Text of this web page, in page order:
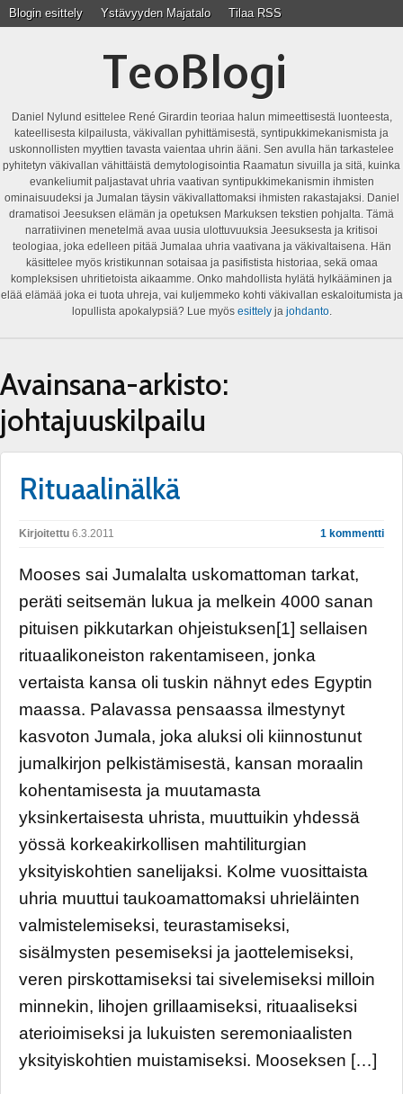
Blogin esittely Ystävyyden Majatalo Tilaa RSS
TeoBlogi
Daniel Nylund esittelee René Girardin teoriaa halun mimeettisestä luonteesta,
kateellisesta kilpailusta, väkivallan pyhittämisestä, syntipukkimekanismista ja
uskonnollisten myyttien tavasta vaientaa uhrin ääni. Sen avulla hän tarkastelee
pyhitetyn väkivallan vähittäistä demytologisointia Raamatun sivuilla ja sitä, kuinka
evankeliumit paljastavat uhria vaativan syntipukkimekanismin ihmisten
ominaisuudeksi ja Jumalan täysin väkivallattomaksi ihmisten rakastajaksi. Daniel
dramatisoi Jeesuksen elämän ja opetuksen Markuksen tekstien pohjalta. Tämä
narratiivinen menetelmä avaa uusia ulottuvuuksia Jeesuksesta ja kritisoi
teologiaa, joka edelleen pitää Jumalaa uhria vaativana ja väkivaltaisena. Hän
käsittelee myös kristikunnan sotaisaa ja pasifistista historiaa, sekä omaa
kompleksisen uhritietoista aikaamme. Onko mahdollista hylätä hylkääminen ja
elää elämää joka ei tuota uhreja, vai kuljemmeko kohti väkivallan eskaloitumista ja
lopullista apokalypsiä? Lue myös esittelyja johdanto.
Avainsana-arkisto:
johtajuuskilpailu
Rituaalinälkä
Kirjoitettu 6.3.2011 1 kommentti
Mooses sai Jumalalta uskomattoman tarkat,
peräti seitsemän lukua ja melkein 4000 sanan
pituisen pikkutarkan ohjeistuksen[1] sellaisen
rituaalikoneiston rakentamiseen, jonka
vertaista kansa oli tuskin nähnyt edes Egyptin
maassa. Palavassa pensaassa ilmestynyt
kasvoton Jumala, joka aluksi oli kiinnostunut
jumalkirjon pelkistämisestä, kansan moraalin
kohentamisesta ja muutamasta
yksinkertaisesta uhrista, muuttuikin yhdessä
yössä korkeakirkollisen mahtiliturgian
yksityiskohtien sanelijaksi. Kolme vuosittaista
uhria muuttui taukoamattomaksi uhrieläinten
valmistelemiseksi, teurastamiseksi,
sisälmysten pesemiseksi ja jaottelemiseksi,
veren pirskottamiseksi tai sivelemiseksi milloin
minnekin, lihojen grillaamiseksi, rituaaliseksi
aterioimiseksi ja lukuisten seremoniaalisten
yksityiskohtien muistamiseksi. Mooseksen […]